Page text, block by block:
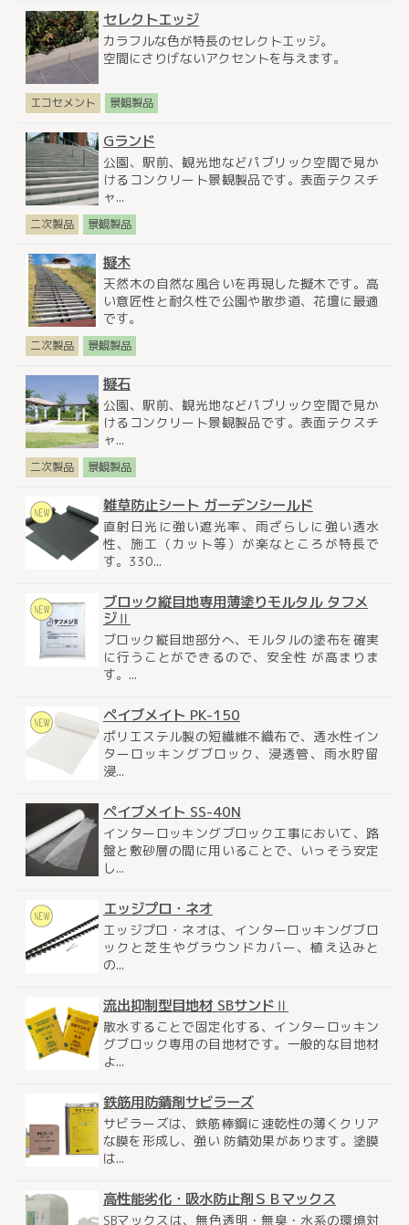
セレクトエッジ
カラフルな色が特長のセレクトエッジ。
空間にさりげないアクセントを与えます。
エコセメント 景観製品
Gランド
公園、駅前、観光地などパブリック空間で見か
けるコンクリート景観製品です。表面テクスチ
ャ...
二次製品 景観製品
擬木
天然木の自然な風合いを再現した擬木です。高
い意匠性と耐久性で公園や散歩道、花壇に最適
です。
二次製品 景観製品
擬石
公園、駅前、観光地などパブリック空間で見か
けるコンクリート景観製品です。表面テクスチ
ャ...
二次製品 景観製品
雑草防止シート ガーデンシールド
直射日光に強い遮光率、雨ざらしに強い透水
性、施工（カット等）が楽なところが特長で
す。330...
ブロック縦目地専用薄塗りモルタル タフメ
ジⅡ
ブロック縦目地部分へ、モルタルの塗布を確実
に行うことができるので、安全性 が高まりま
す。...
ペイブメイト PK-150
ポリエステル製の短繊維不織布で、透水性イン
ターロッキングブロック、浸透管、雨水貯留
浸...
ペイブメイト SS-40N
インターロッキングブロック工事において、路
盤と敷砂層の間に用いることで、いっそう安定
し...
エッジプロ・ネオ
エッジプロ・ネオは、インターロッキングブロ
ックと芝生やグラウンドカバー、植え込みと
の...
流出抑制型目地材 SBサンドⅡ
散水することで固定化する、インターロッキン
グブロック専用の目地材です。一般的な目地材
よ...
鉄筋用防錆剤サビラーズ
サビラーズは、鉄筋棒鋼に速乾性の薄くクリア
な膜を形成し、強い 防錆効果があります。塗膜
は...
高性能劣化・吸水防止剤ＳＢマックス
SBマックスは、無色透明・無臭・水系の環境対